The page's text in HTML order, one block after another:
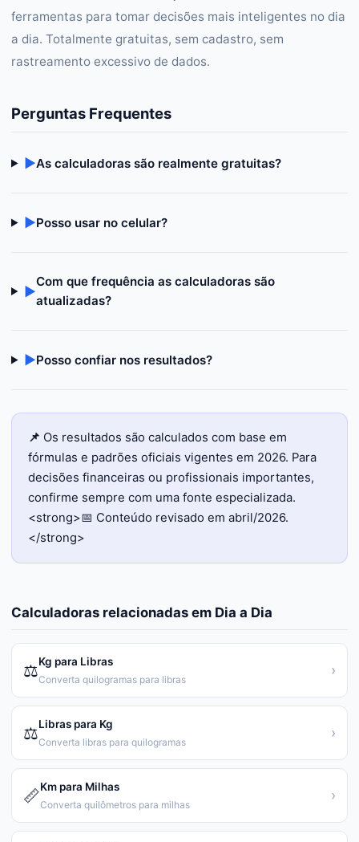
ferramentas para tomar decisões mais inteligentes no dia
a dia. Totalmente gratuitas, sem cadastro, sem
rastreamento excessivo de dados.
Perguntas Frequentes
▶As calculadoras são realmente gratuitas?
▶Posso usar no celular?
▶
Com que frequência as calculadoras são
atualizadas?
▶Posso confiar nos resultados?
📌 Os resultados são calculados com base em
fórmulas e padrões oficiais vigentes em 2026. Para
decisões financeiras ou profissionais importantes,
confirme sempre com uma fonte especializada.
<strong>📅 Conteúdo revisado em abril/2026.
</strong>
Calculadoras relacionadas em Dia a Dia
⚖️Kg para Libras
Converta quilogramas para libras
›
⚖️Libras para Kg
Converta libras para quilogramas
›
📏Km para Milhas
Converta quilômetros para milhas
›